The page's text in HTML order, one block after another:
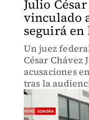
Julio César
vinculado
seguirá
Un juez
César Chávez
acusaciones
tras la
Justicia Penal.